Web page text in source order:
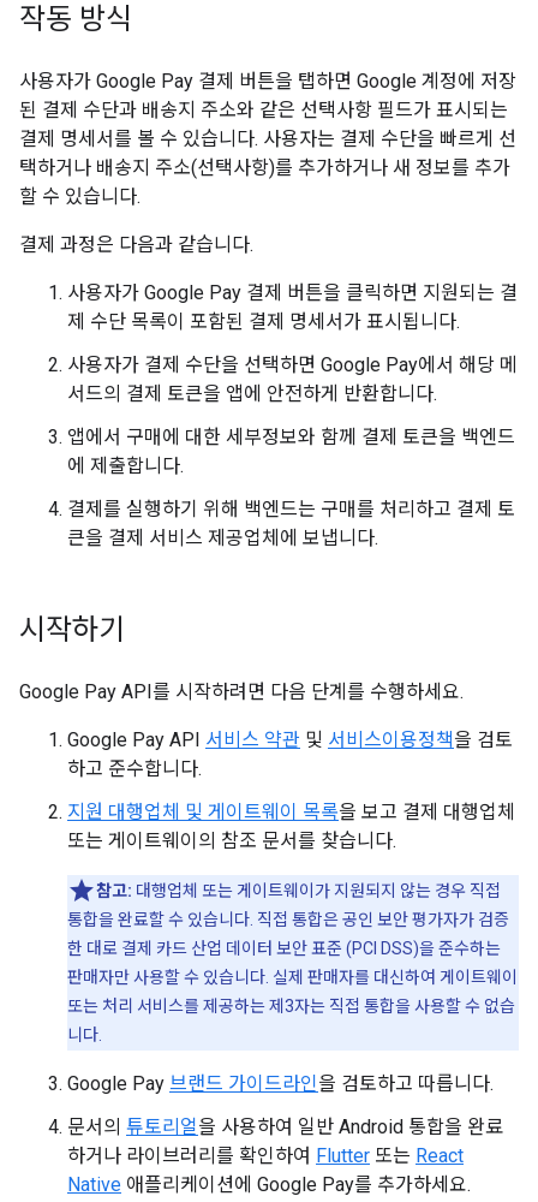
작동 방식
사용자가 Google Pay 결제 버튼을 탭하면 Google 계정에 저장
된 결제 수단과 배송지 주소와 같은 선택사항 필드가 표시되는
결제 명세서를 볼 수 있습니다. 사용자는 결제 수단을 빠르게 선
택하거나 배송지 주소(선택사항)를 추가하거나 새 정보를 추가
할 수 있습니다.
결제 과정은 다음과 같습니다.
사용자가 Google Pay 결제 버튼을 클릭하면 지원되는 결
제 수단 목록이 포함된 결제 명세서가 표시됩니다.
사용자가 결제 수단을 선택하면 Google Pay에서 해당 메
서드의 결제 토큰을 앱에 안전하게 반환합니다.
앱에서 구매에 대한 세부정보와 함께 결제 토큰을 백엔드
에 제출합니다.
결제를 실행하기 위해 백엔드는 구매를 처리하고 결제 토
큰을 결제 서비스 제공업체에 보냅니다.
시작하기
Google Pay API를 시작하려면 다음 단계를 수행하세요.
Google Pay API 서비스 약관 및 서비스이용정책 을 검토
하고 준수합니다.
지원 대행업체 및 게이트웨이 목록을 보고 결제 대행업체
또는 게이트웨이의 참조 문서를 찾습니다.
참고: 대행업체 또는 게이트웨이가 지원되지 않는 경우 직접
통합을 완료할 수 있습니다. 직접 통합은 공인 보안 평가자가 검증
한 대로 결제 카드 산업 데이터 보안 표준 (PCI DSS)을 준수하는
판매자만 사용할 수 있습니다. 실제 판매자를 대신하여 게이트웨이
또는 처리 서비스를 제공하는 제3자는 직접 통합을 사용할 수 없습
니다.
Google Pay 브랜드 가이드라인을 검토하고 따릅니다.
문서의 튜토리얼을 사용하여 일반 Android 통합을 완료
하거나 라이브러리를 확인하여 Flutter 또는 React
Native 애플리케이션에 Google Pay를 추가하세요.